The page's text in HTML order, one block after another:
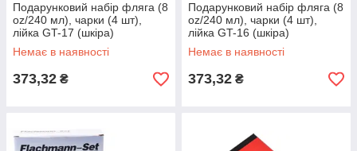
Подарунковий набір фляга (8
oz/240 мл), чарки (4 шт),
лійка GT-17 (шкіра)
Немає в наявності
373,32 ₴
Подарунковий набір фляга (8
oz/240 мл), чарки (4 шт),
лійка GT-16 (шкіра)
Немає в наявності
373,32 ₴